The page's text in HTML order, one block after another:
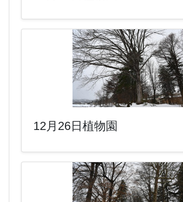
12月26日植物園